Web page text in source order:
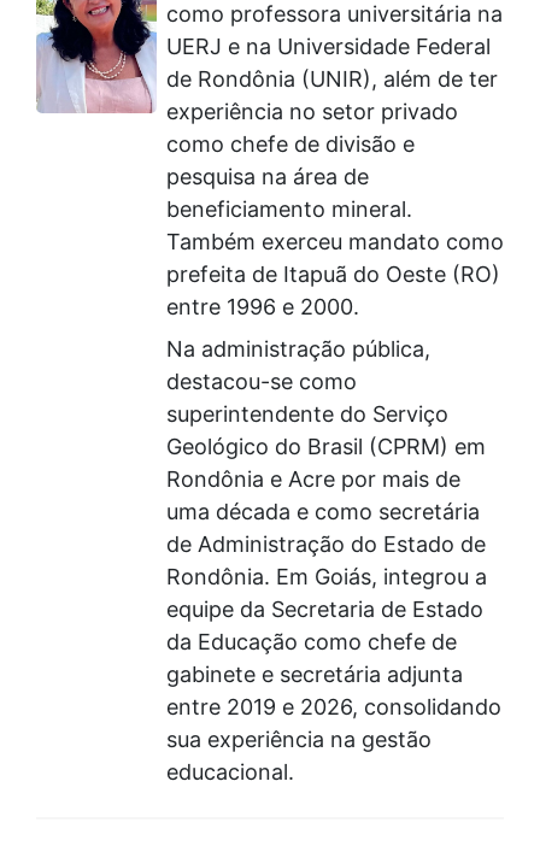
como professora universitária na
UERJ e na Universidade Federal
de Rondônia (UNIR), além de ter
experiência no setor privado
como chefe de divisão e
pesquisa na área de
beneficiamento mineral.
Também exerceu mandato como
prefeita de Itapuã do Oeste (RO)
entre 1996 e 2000.
Na administração pública,
destacou-se como
superintendente do Serviço
Geológico do Brasil (CPRM) em
Rondônia e Acre por mais de
uma década e como secretária
de Administração do Estado de
Rondônia. Em Goiás, integrou a
equipe da Secretaria de Estado
da Educação como chefe de
gabinete e secretária adjunta
entre 2019 e 2026, consolidando
sua experiência na gestão
educacional.